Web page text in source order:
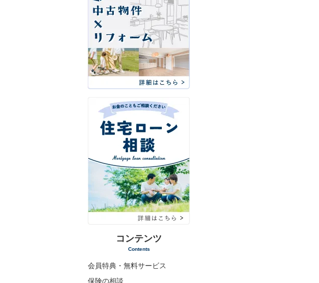
コンテンツ
Contents
会員特典・無料サービス
保険の相談